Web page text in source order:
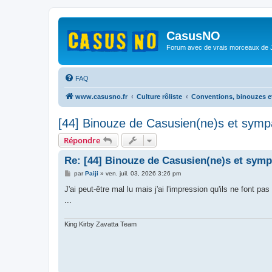
CasusNO
Forum avec de vrais morceaux de
FAQ
www.casusno.fr Culture rôliste Conventions, binouzes
[44] Binouze de Casusien(ne)s et
Répondre
Re: [44] Binouze de Casusien(ne)s et
M
s
parPaiji » ven. juil. 03, 2026 3:26 pm
J'ai peut-être mal lu mais j'ai l'impression qu'ils ne font
King Kirby Zavatta Team